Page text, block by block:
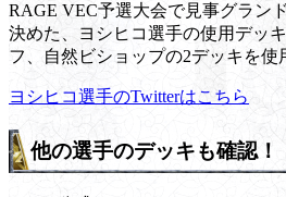
RAGE VEC予選大会で見事グラン
決めた、ヨシヒコ選手の使用デッ
フ、自然ビショップの2デッキを使
ヨシヒコ選手のTwitterはこちら
他の選手のデッキも確認！